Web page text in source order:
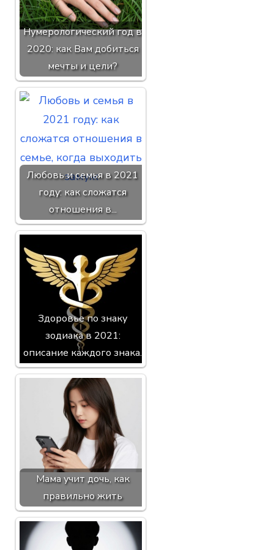
Нумерологический год в
2020: как Вам добиться
мечты и цели?
Любовь и семья в 2021
году: как сложатся
отношения в...
Здоровье по знаку
зодиака в 2021:
описание каждого знака.
Мама учит дочь, как
правильно жить